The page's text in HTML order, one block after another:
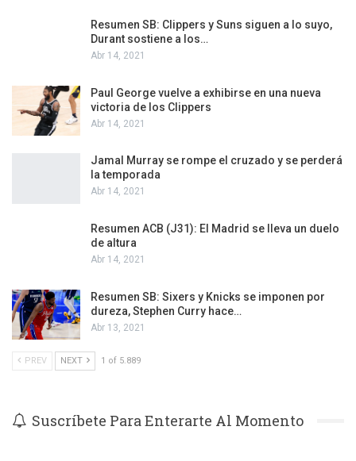
Resumen SB: Clippers y Suns siguen a lo suyo,
Durant sostiene a los…
Abr 14, 2021
Paul George vuelve a exhibirse en una nueva
victoria de los Clippers
Abr 14, 2021
Jamal Murray se rompe el cruzado y se perderá
la temporada
Abr 14, 2021
Resumen ACB (J31): El Madrid se lleva un duelo
de altura
Abr 14, 2021
Resumen SB: Sixers y Knicks se imponen por
dureza, Stephen Curry hace…
Abr 13, 2021
PREV NEXT 1 of 5.889
Suscríbete Para Enterarte Al Momento